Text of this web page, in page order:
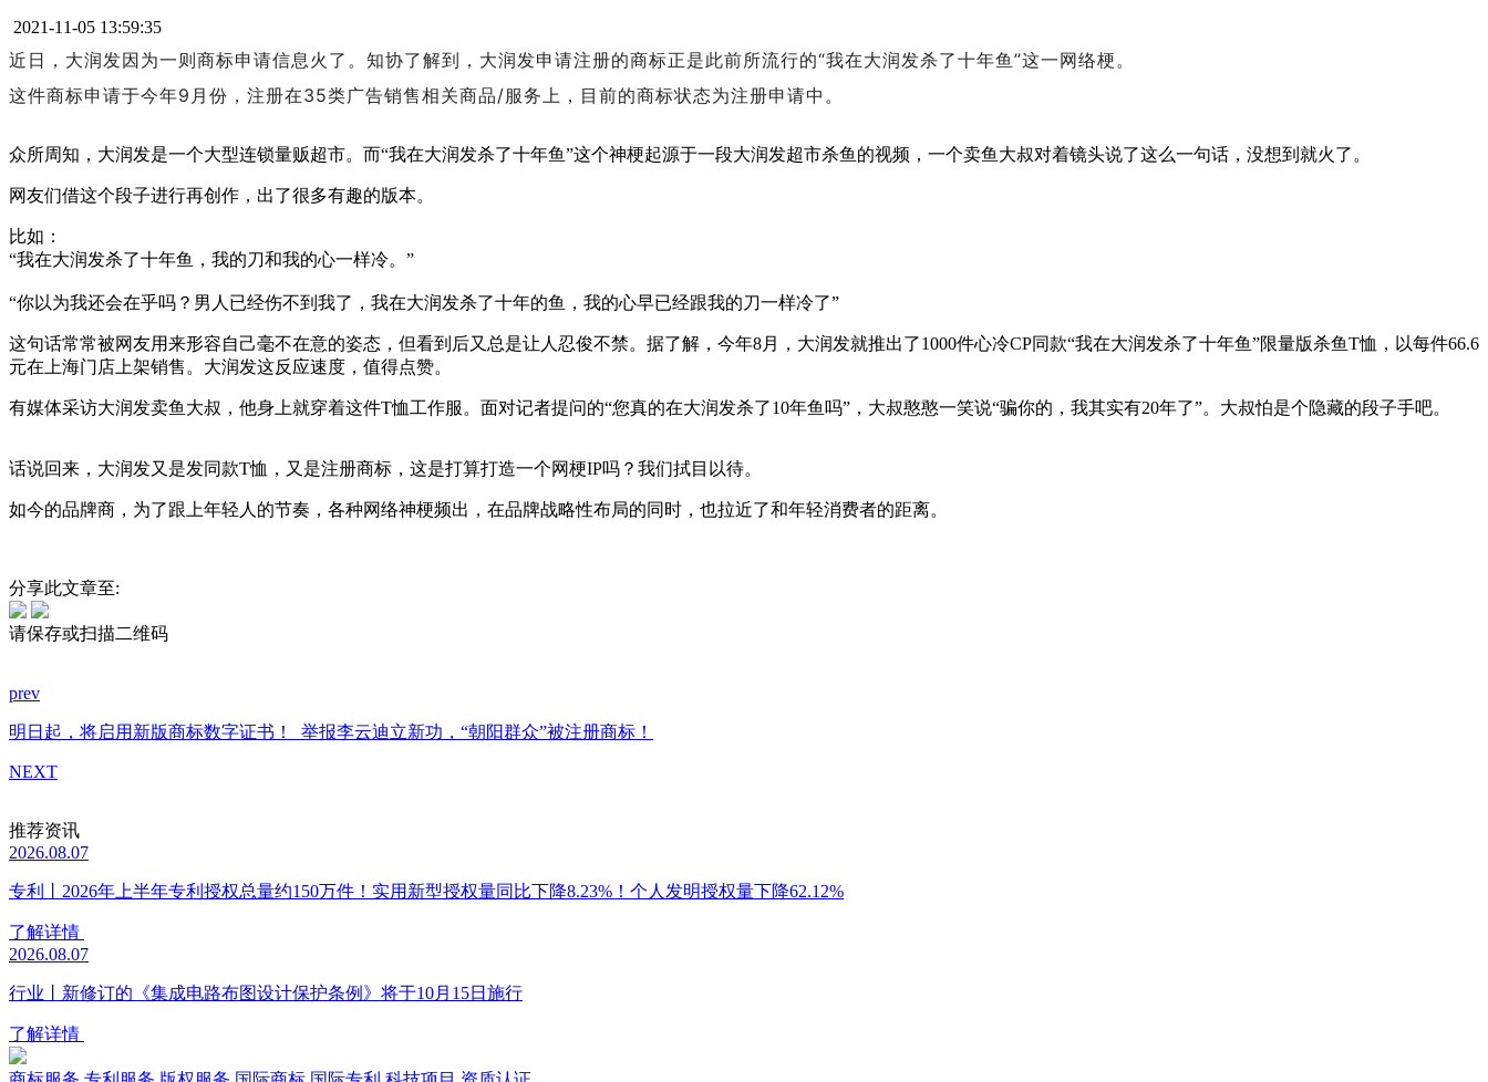
2021-11-05 13:59:35
近日，大润发因为一则商标申请信息火了。知协了解到，大润发申请注册的商标正是此前所流行的“我在大润发杀了十年鱼”这一网络梗。
这件商标申请于今年9月份，注册在35类广告销售相关商品/服务上，目前的商标状态为注册申请中。
众所周知，大润发是一个大型连锁量贩超市。而“我在大润发杀了十年鱼”这个神梗起源于一段大润发超市杀鱼的视频，一个卖鱼大叔对着镜头说了这么一句话，没想到就火了。
网友们借这个段子进行再创作，出了很多有趣的版本。
比如：
“我在大润发杀了十年鱼，我的刀和我的心一样冷。”
“你以为我还会在乎吗？男人已经伤不到我了，我在大润发杀了十年的鱼，我的心早已经跟我的刀一样冷了”
这句话常常被网友用来形容自己毫不在意的姿态，但看到后又总是让人忍俊不禁。 据了解，今年8月，大润发就推出了1000件心冷CP同款“我在大润发杀了十年鱼”限量版杀鱼T恤，以每件66.6
元在上海门店上架销售。大润发这反应速度，值得点赞。
有媒体采访大润发卖鱼大叔，他身上就穿着这件T恤工作服。面对记者提问的“您真的在大润发杀了10年鱼吗”，大叔憨憨一笑说“骗你的，我其实有20年了”。大叔怕是个隐藏的段子手吧。
话说回来，大润发又是发同款T恤，又是注册商标，这是打算打造一个网梗IP吗？我们拭目以待。
如今的品牌商，为了跟上年轻人的节奏，各种网络神梗频出，在品牌战略性布局的同时，也拉近了和年轻消费者的距离。
分享此文章至:
请保存或扫描二维码
prev
明日起，将启用新版商标数字证书！ 举报李云迪立新功，“朝阳群众”被注册商标！
NEXT
推荐资讯
2026.08.07
专利丨2026年上半年专利授权总量约150万件！实用新型授权量同比下降8.23%！个人发明授权量下降62.12%
了解详情
2026.08.07
行业丨新修订的《集成电路布图设计保护条例》将于10月15日施行
了解详情